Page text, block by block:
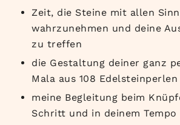
Zeit, die Steine mit allen
wahrzunehmen und deine
zu treffen
die Gestaltung deiner ganz
Mala aus 108 Edelsteinperlen
meine Begleitung beim
Schritt und in deinem Tempo